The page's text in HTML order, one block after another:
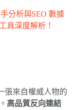
分析與SEO 數據
具深度解析！
張來自權威人物的
高品質反向連結